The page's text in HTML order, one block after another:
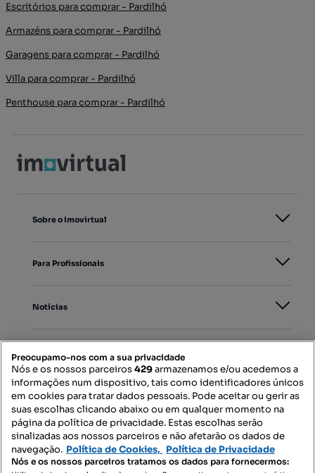
Escritórios para comprar - Pardilhó
Armazéns para comprar - Pardilhó
Garagens para comprar - Pardilhó
Villa para comprar - Pardilhó
Penthouse para comprar - Pardilhó
Sobre o Imovirtual
Para Profissionais
Notícias
Mapa do Site
Contacte-nos
Preocupamo-nos com a sua privacidade
Nós e os nossos parceiros429armazenamos e/ou acedemos a
informações num dispositivo, tais como identificadores únicos
em cookies para tratar dados pessoais. Pode aceitar ou gerir as
suas escolhas clicando abaixo ou em qualquer momento na
página da política de privacidade. Estas escolhas serão
sinalizadas aos nossos parceiros e não afetarão os dados de
navegação. Política de Cookies, Política de Privacidade
Nós e os nossos parceiros tratamos os dados para fornecermos: